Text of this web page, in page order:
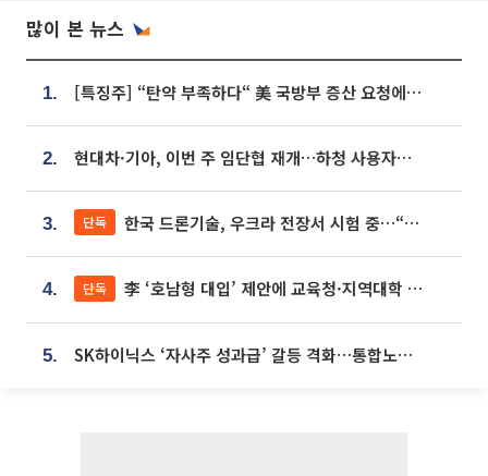
많이 본 뉴스
1. [특징주] “탄약 부족하다“ 美 국방부 증산 요청에⋯국내 방산주 급등세
2. 현대차·기아, 이번 주 임단협 재개…하청 사용자성 재심도 ‘변수’
3. 단독 한국 드론기술, 우크라 전장서 시험 중…“스타트업 여러 곳 참여”
4. 단독 李 ‘호남형 대입’ 제안에 교육청·지역대학 서·논술형 입시 연계 '착수'
5. SK하이닉스 ‘자사주 성과급’ 갈등 격화…통합노조 출범 움직임